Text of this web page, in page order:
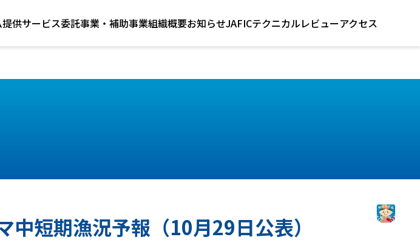
提供サービス委託事業・補助事業組織概要お知らせJAFICテクニカルレビューアクセス
短期漁況予報（10月29日公表）